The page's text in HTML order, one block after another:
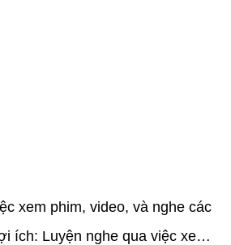
xem phim, video, và nghe các
ích: Luyện nghe qua việc xem